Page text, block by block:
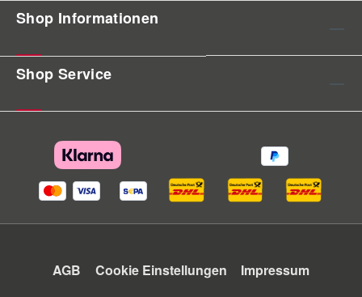
Shop Informationen
Shop Service
AGB Cookie Einstellungen Impressum